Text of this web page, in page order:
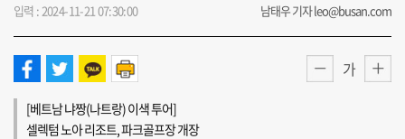
입력 : 2024-11-21 07:30:00 남태우 기자 leo@busan.com
가
[베트남 냐짱(나트랑) 이색 투어]
셀렉텀 노아 리조트, 파크골프장 개장